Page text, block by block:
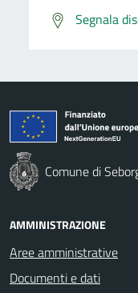
Segnala
Comune di
AMMINISTRAZIONE
Aree amministrative
Documenti e dati